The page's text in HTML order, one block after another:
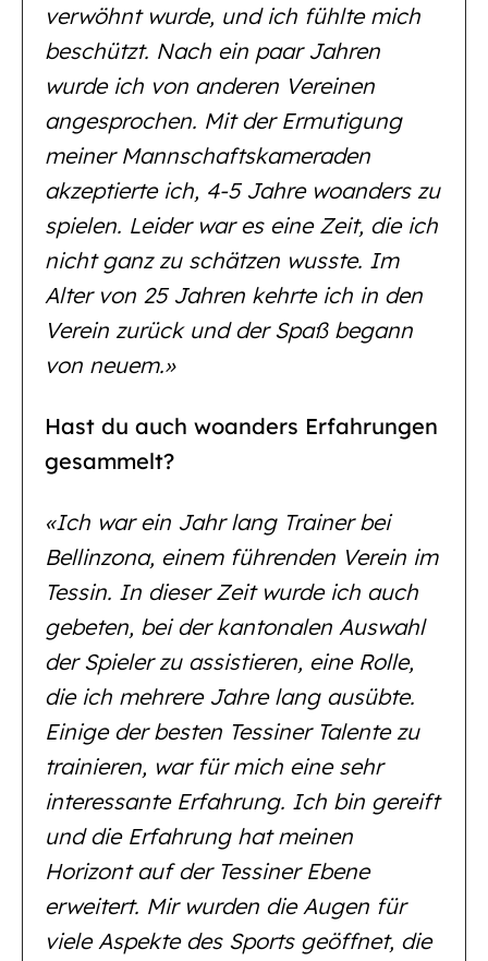
verwöhnt wurde, und ich fühlte mich
beschützt. Nach ein paar Jahren
wurde ich von anderen Vereinen
angesprochen. Mit der Ermutigung
meiner Mannschaftskameraden
akzeptierte ich, 4-5 Jahre woanders zu
spielen. Leider war es eine Zeit, die ich
nicht ganz zu schätzen wusste. Im
Alter von 25 Jahren kehrte ich in den
Verein zurück und der Spaß begann
von neuem.»
Hast du auch woanders Erfahrungen
gesammelt?
«Ich war ein Jahr lang Trainer bei
Bellinzona, einem führenden Verein im
Tessin. In dieser Zeit wurde ich auch
gebeten, bei der kantonalen Auswahl
der Spieler zu assistieren, eine Rolle,
die ich mehrere Jahre lang ausübte.
Einige der besten Tessiner Talente zu
trainieren, war für mich eine sehr
interessante Erfahrung. Ich bin gereift
und die Erfahrung hat meinen
Horizont auf der Tessiner Ebene
erweitert. Mir wurden die Augen für
viele Aspekte des Sports geöffnet, die